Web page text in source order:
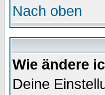
Nach oben
Wie ändere
Deine